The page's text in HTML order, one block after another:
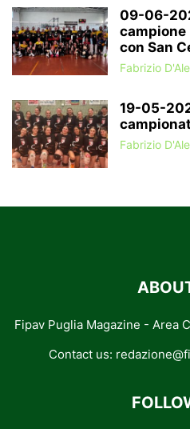
09-06-
campione
con San
Fabrizio
19-05-
Fabrizio
Fipav Puglia Magazine - Area
Contact us: